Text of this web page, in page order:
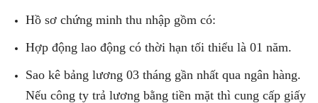
Hồ sơ chứng minh thu nhập gồm có:
Hợp động lao động có thời hạn tối thiểu là 01 năm.
Sao kê bảng lương 03 tháng gần nhất qua ngân hàng.
Nếu công ty trả lương bằng tiền mặt thì cung cấp giấy